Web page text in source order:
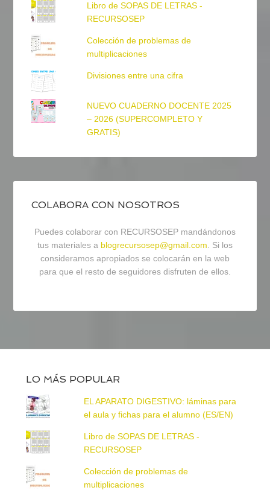
Libro de SOPAS DE LETRAS -
RECURSOSEP
Colección de problemas de
multiplicaciones
Divisiones entre una cifra
NUEVO CUADERNO DOCENTE 2025
– 2026 (SUPERCOMPLETO Y
GRATIS)
COLABORA CON NOSOTROS
Puedes colaborar con RECURSOSEP mandándonos
tus materiales a blogrecursosep@gmail.com. Si los
consideramos apropiados se colocarán en la web
para que el resto de seguidores disfruten de ellos.
LO MÁS POPULAR
EL APARATO DIGESTIVO: láminas para
el aula y fichas para el alumno (ES/EN)
Libro de SOPAS DE LETRAS -
RECURSOSEP
Colección de problemas de
multiplicaciones